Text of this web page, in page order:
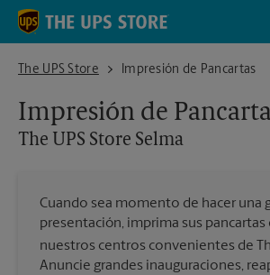
Skip to content
Return to Nav
The UPS Store
The UPS Store SelmaImpresión de Pancartas
Impresión de
The UPS Store Selma
Cuando sea momento de hacer una
presentación, imprima sus pancartas
nuestros centros convenientes de
Anuncie grandes inauguraciones,